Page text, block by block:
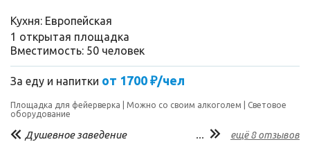
Кухня: Европейская
1 открытая площадка
Вместимость: 50 человек
За еду и напитки от 1700 ₽/чел
Площадка для фейерверка Можно со своим алкоголем
Световое
оборудование
Душевное заведение ... ещё 8 отзывов